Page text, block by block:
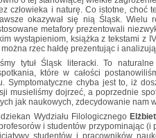
człowieka i naturę. Co istotne, choć
okazywał się nią Śląsk. Wielu
metafory prezentowali
wystąpieniom, książka z tekstami z
można rzec hałdę prezentując i
tytuł Śląsk literacki. To
które w całości
Symptomatyczne chyba jest to, iż
musieliśmy dojrzeć, a poprzednie
jak naukowych, zdecydowanie nam
Wydziału Filologicznego
i studentów przypominając
studentów i pracowników